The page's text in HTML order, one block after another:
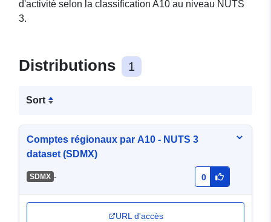
d'activité selon la classification A10 au niveau NUTS
3.
Distributions 1
Sort
Comptes régionaux par A10 - NUTS 3
dataset (SDMX)
SDMX - 0
URL d'accès